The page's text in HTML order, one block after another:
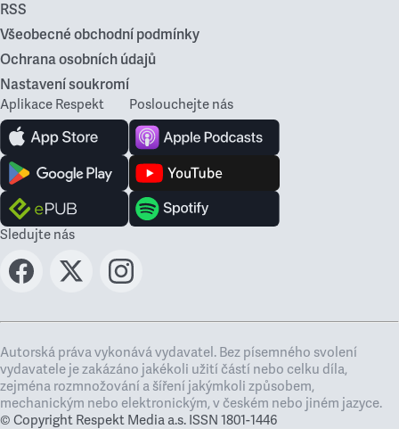
RSS
Všeobecné obchodní podmínky
Ochrana osobních údajů
Nastavení soukromí
Aplikace Respekt Poslouchejte nás
Sledujte nás
Autorská práva vykonává vydavatel. Bez písemného svolení
vydavatele je zakázáno jakékoli užití částí nebo celku díla,
zejména rozmnožování a šíření jakýmkoli způsobem,
mechanickým nebo elektronickým, v českém nebo jiném jazyce.
© Copyright Respekt Media a.s. ISSN 1801-1446